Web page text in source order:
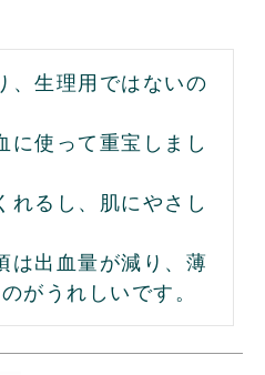
、生理用ではないの
に使って重宝しまし
れるし、肌にやさし
は出血量が減り、薄
がうれしいです。